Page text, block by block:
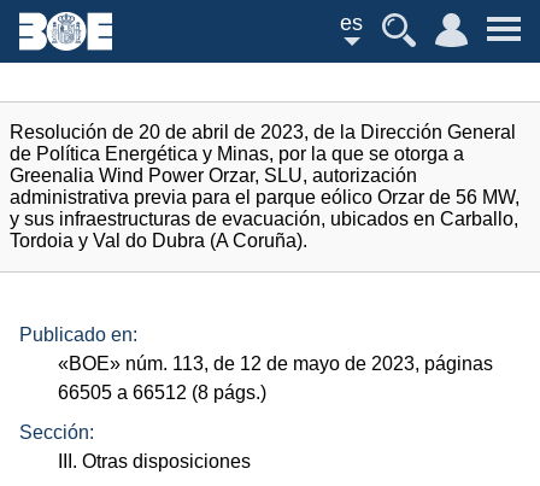
es
Resolución de 20 de abril de 2023, de la Dirección General
de Política Energética y Minas, por la que se otorga a
Greenalia Wind Power Orzar, SLU, autorización
administrativa previa para el parque eólico Orzar de 56 MW,
y sus infraestructuras de evacuación, ubicados en Carballo,
Tordoia y Val do Dubra (A Coruña).
Publicado en:
«BOE» núm. 113, de 12 de mayo de 2023, páginas
66505 a 66512 (8 págs.)
Sección:
III. Otras disposiciones